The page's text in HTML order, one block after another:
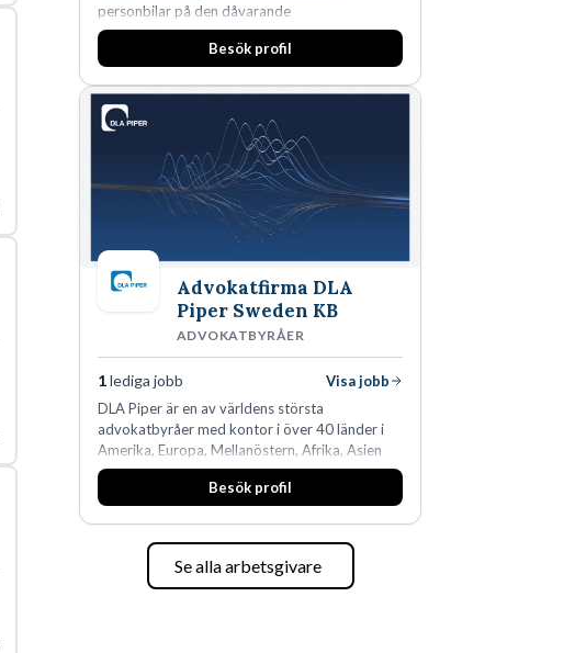
personbilar på den dåvarande
huvudanläggningen i Värnamo. Sedan dess har
man expanderat kraftigt genom ett antal
den största privata återförsäljaren av Volvo
Lastvagnar och finns representerade på 20
orter i södra Sverige.
Besök profil
Advokatfirma DLA
Piper Sweden KB
ADVOKATBYRÅER
1lediga jobb
Visa jobb
DLA Piper är en av världens största
advokatbyråer med kontor i över 40 länder i
Amerika, Europa, Mellanöstern, Afrika, Asien
och Oceanien. Vi är specialister inom
affärsjuridikens alla områden och vi har några
Köpenhamn, Århus, Oslo och Helsingfors kan vi
på DLA Piper erbjuda våra klienter en unik,
Besök profil
Se alla arbetsgivare